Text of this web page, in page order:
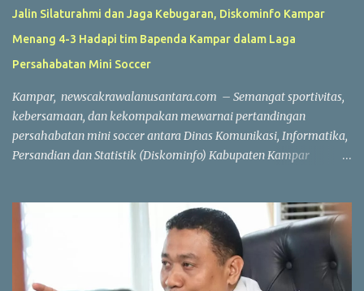
Jalin Silaturahmi dan Jaga Kebugaran, Diskominfo Kampar
Menang 4-3 Hadapi tim Bapenda Kampar dalam Laga
Persahabatan Mini Soccer
Kampar, newscakrawalanusantara.com – Semangat sportivitas,
kebersamaan, dan kekompakan mewarnai pertandingan
persahabatan mini soccer antara Dinas Komunikasi, Informatika,
Persandian dan Statistik (Diskominfo) Kabupaten Kampar
Soccer, Batu Belah, Kecamatan Kampar, Kamis (23/7/2026),
menjadi ajang mempererat silaturahmi sekaligus menjaga
kebugaran jasmani bagi Aparatur Sipil Negara (ASN) dan PPPK di
lingkungan Pemerintah Kabupaten Kampar. Sejak peluit awal